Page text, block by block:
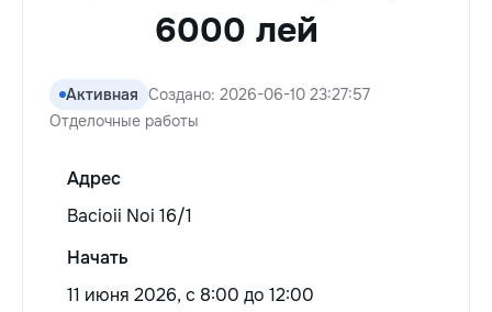
6000 лей
Активная Создано: 2026-06-10 23:27:57
Отделочные работы
Адрес
Bacioii Noi 16/1
Начать
11 июня 2026, c 8:00 до 12:00